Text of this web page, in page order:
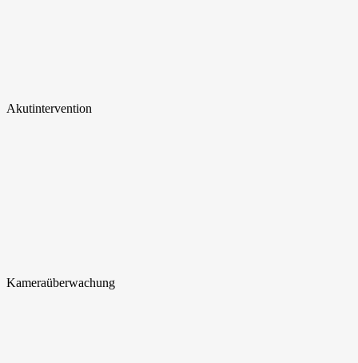
Akutintervention
Kameraüberwachung